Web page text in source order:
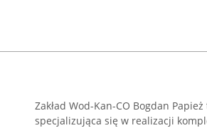
Zakład Wod-Kan-CO Bogdan
specjalizująca się w realizacji